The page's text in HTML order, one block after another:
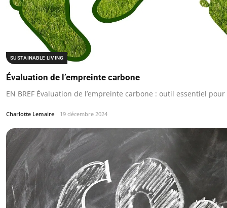
SUSTAINABLE LIVING
Évaluation de l’empreinte carbone
EN BREF Évaluation de l’empreinte carbone : outil essentiel
Charlotte Lemaire 19 décembre 2024